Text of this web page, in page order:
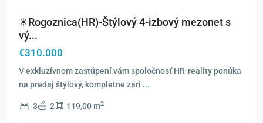
☀Rogoznica(HR)-Štýlový 4-izbový mezonet s
vý...
€310.000
V exkluzívnom zastúpení vám spoločnosť HR-reality ponúka
na predaj štýlový, kompletne zari ...
3 2 119,00 m2